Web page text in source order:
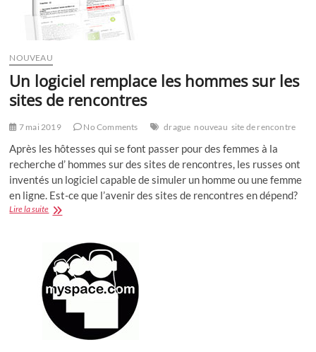
NOUVEAU
Un logiciel remplace les hommes sur les
sites de rencontres
7 mai 2019 No Comments drague nouveau site de rencontre
Après les hôtesses qui se font passer pour des femmes à la
recherche d’ hommes sur des sites de rencontres, les russes ont
inventés un logiciel capable de simuler un homme ou une femme
en ligne. Est-ce que l’avenir des sites de rencontres en dépend?
Lire la suiteUn
hommes
sur
les
sites
rencontres